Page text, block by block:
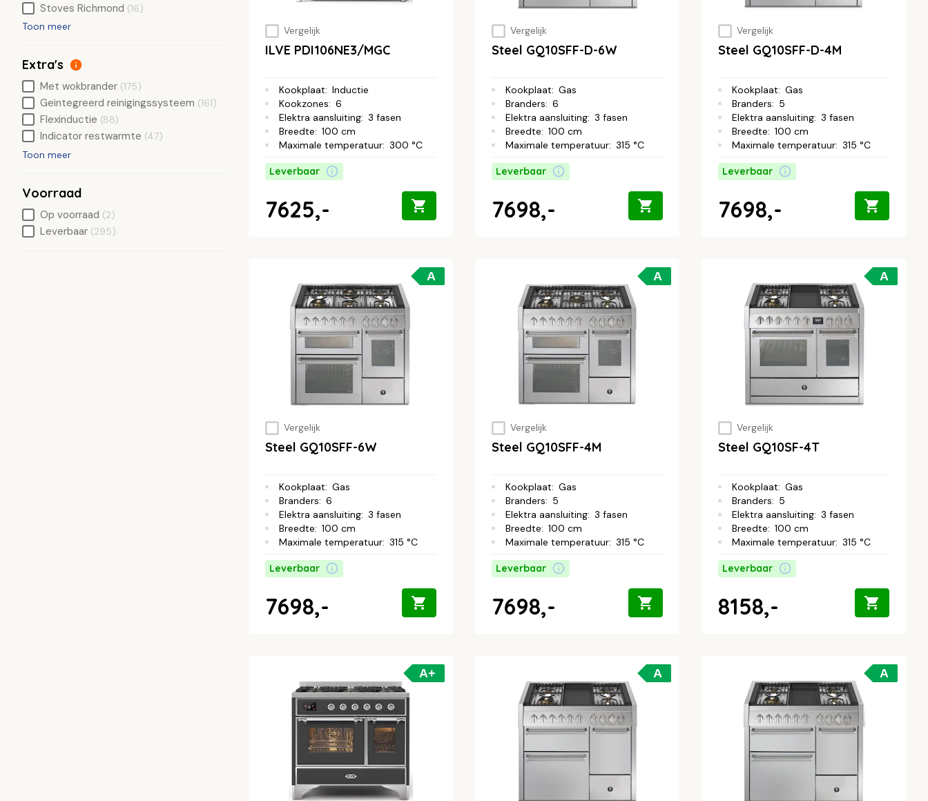
Vergelijk
ILVE PDI106NE3/MGC
Kookplaat: Inductie
Kookzones: 6
Elektra aansluiting: 3 fasen
Breedte: 100 cm
Maximale temperatuur: 300 °C
Leverbaar
7625,-
Vergelijk
Steel GQ10SFF-D-6W
Kookplaat: Gas
Branders: 6
Elektra aansluiting: 3 fasen
Breedte: 100 cm
Maximale temperatuur: 315 °C
Leverbaar
7698,-
Vergelijk
Steel GQ10SFF-D-4M
Kookplaat: Gas
Branders: 5
Elektra aansluiting: 3 fasen
Breedte: 100 cm
Maximale temperatuur: 315 °C
Leverbaar
7698,-
A
Vergelijk
Steel GQ10SFF-6W
Kookplaat: Gas
Branders: 6
Elektra aansluiting: 3 fasen
Breedte: 100 cm
Maximale temperatuur: 315 °C
Leverbaar
7698,-
A
Vergelijk
Steel GQ10SFF-4M
Kookplaat: Gas
Branders: 5
Elektra aansluiting: 3 fasen
Breedte: 100 cm
Maximale temperatuur: 315 °C
Leverbaar
7698,-
A
Vergelijk
Steel GQ10SF-4T
Kookplaat: Gas
Branders: 5
Elektra aansluiting: 3 fasen
Breedte: 100 cm
Maximale temperatuur: 315 °C
Leverbaar
8158,-
A+ A A
Stoves Richmond (16)
Toon meer
Extra's
Met wokbrander (175)
Geïntegreerd reinigingssysteem (161)
Flexinductie (88)
Indicator restwarmte (47)
Toon meer
Voorraad
Op voorraad (2)
Leverbaar (295)